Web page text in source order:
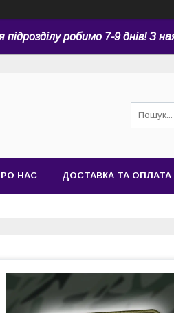
робимо 7-9 днів! З
НАС ДОСТАВКА ТА ОПЛАТА